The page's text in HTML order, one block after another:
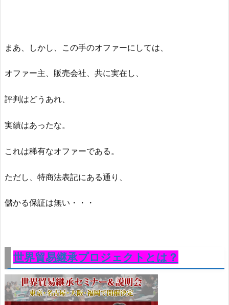
まあ、しかし、この手のオファーにしては、
オファー主、販売会社、共に実在し、
評判はどうあれ、
実績はあったな。
これは稀有なオファーである。
ただし、特商法表記にある通り、
儲かる保証は無い・・・
世界貿易継承プロジェクトとは？